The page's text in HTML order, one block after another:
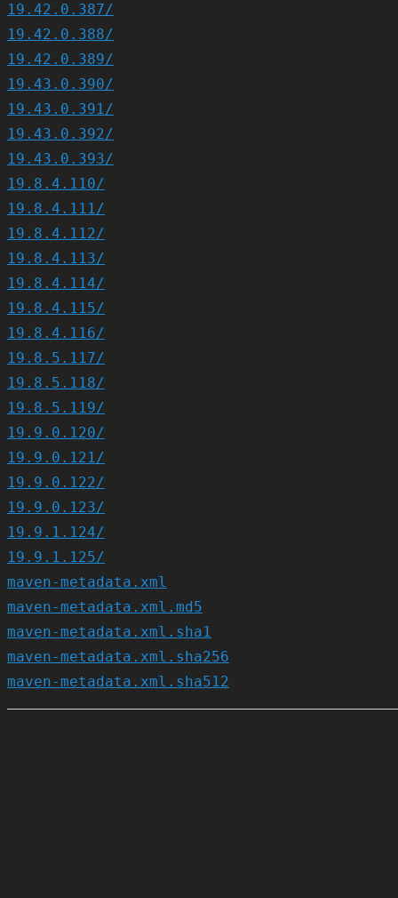
19.42.0.387/
19.42.0.388/
19.42.0.389/
19.43.0.390/
19.43.0.391/
19.43.0.392/
19.43.0.393/
19.8.4.110/
19.8.4.111/
19.8.4.112/
19.8.4.113/
19.8.4.114/
19.8.4.115/
19.8.4.116/
19.8.5.117/
19.8.5.118/
19.8.5.119/
19.9.0.120/
19.9.0.121/
19.9.0.122/
19.9.0.123/
19.9.1.124/
19.9.1.125/
maven-metadata.xml
maven-metadata.xml.md5
maven-metadata.xml.sha1
maven-metadata.xml.sha256
maven-metadata.xml.sha512